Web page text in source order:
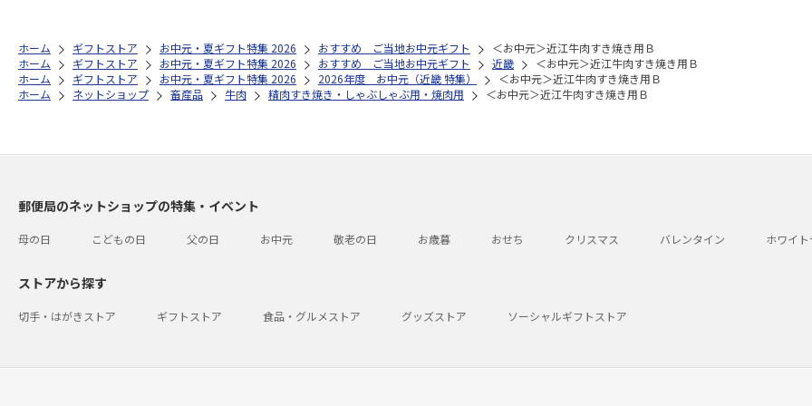
ホーム ギフトストア お中元・夏ギフト特集 2026 おすすめ ご当地お中元ギフト
＜お中元＞近江牛肉すき焼き用Ｂ
ホーム
ギフトストア お中元・夏ギフト特集 2026 おすすめ ご当地お中元ギフト 近畿
＜お中元＞近江牛肉すき焼き用Ｂ
ホーム
ギフトストア お中元・夏ギフト特集 2026 2026年度 お中元（近畿 特集）
＜お中元＞近江牛肉すき焼き用Ｂ
ホーム
ネットショップ 畜産品 牛肉 精肉すき焼き・しゃぶしゃぶ用・焼肉用 ＜お中元＞近江牛肉すき焼き用Ｂ
郵便局のネットショップの特集・イベント
母の日 こどもの日 父の日 お中元 敬老の日 お歳暮 おせち クリスマス バレンタイン ホワイ
ストアから探す
切手・はがきストア ギフトストア 食品・グルメストア グッズストア ソーシャルギフトストア